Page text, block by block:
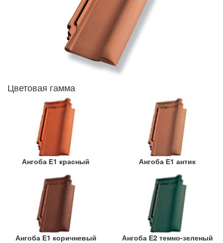
Цветовая гамма
Ангоба Е1 красный Ангоба Е1 антик
Ангоба Е1 коричневый Ангоба Е2 темно-зеленый